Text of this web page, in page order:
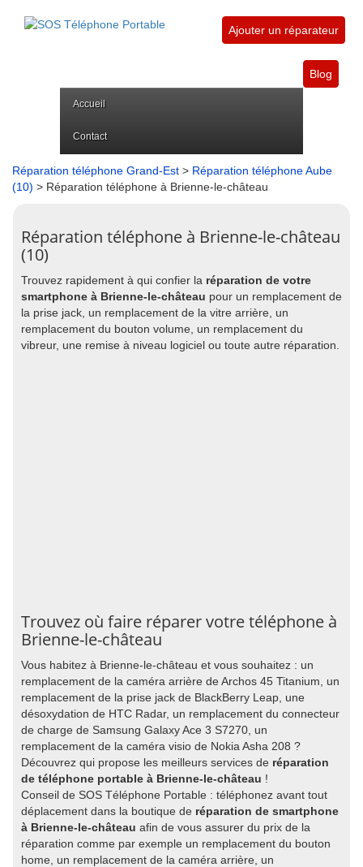
Ajouter un réparateur
Blog
Accueil
Contact
Réparation téléphone Grand-Est > Réparation téléphone Aube
(10) > Réparation téléphone à Brienne-le-château
Réparation téléphone à Brienne-le-château
(10)
Trouvez rapidement à qui confier la réparation de votre
smartphone à Brienne-le-château pour un remplacement de
la prise jack, un remplacement de la vitre arrière, un
remplacement du bouton volume, un remplacement du
vibreur, une remise à niveau logiciel ou toute autre réparation.
Trouvez où faire réparer votre téléphone à
Brienne-le-château
Vous habitez à Brienne-le-château et vous souhaitez : un
remplacement de la caméra arrière de Archos 45 Titanium, un
remplacement de la prise jack de BlackBerry Leap, une
désoxydation de HTC Radar, un remplacement du connecteur
de charge de Samsung Galaxy Ace 3 S7270, un
remplacement de la caméra visio de Nokia Asha 208 ?
Découvrez qui propose les meilleurs services de réparation
de téléphone portable à Brienne-le-château !
Conseil de SOS Téléphone Portable : téléphonez avant tout
déplacement dans la boutique de réparation de smartphone
à Brienne-le-château afin de vous assurer du prix de la
réparation comme par exemple un remplacement du bouton
home, un remplacement de la caméra arrière, un